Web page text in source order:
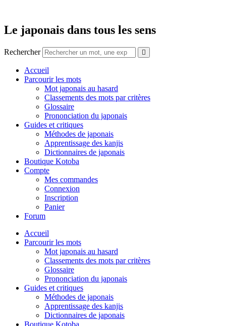
contenu
Le japonais dans tous les sens
Rechercher
Accueil
Parcourir les mots
Mot japonais au hasard
Classements des mots par critères
Glossaire
Prononciation du japonais
Guides et critiques
Méthodes de japonais
Apprentissage des kanjis
Dictionnaires de japonais
Boutique Kotoba
Compte
Mes commandes
Connexion
Inscription
Panier
Forum
Accueil
Parcourir les mots
Mot japonais au hasard
Classements des mots par critères
Glossaire
Prononciation du japonais
Guides et critiques
Méthodes de japonais
Apprentissage des kanjis
Dictionnaires de japonais
Boutique Kotoba